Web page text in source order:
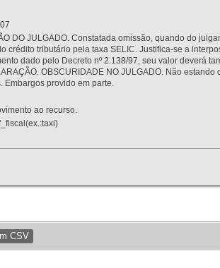
DO JULGADO. Constatada omissão, quando do
tributário pela taxa SELIC. Justifica-se a
dado pelo Decreto nº 2.138/97, seu valor deverá
OBSCURIDADE NO JULGADO. Não
Embargos provido em parte.
ao recurso.
CSV